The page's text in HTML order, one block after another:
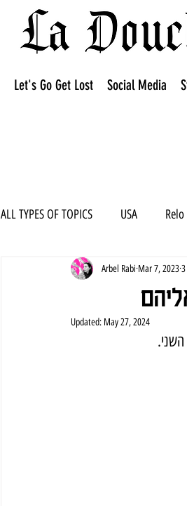
Let's Go Get Lost Social Media
ALL TYPES OF TOPICS USA
Arbel Rabi Mar 7, 2023
Updated: May 27, 2024